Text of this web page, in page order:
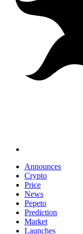
Announces
Crypto
Price
News
Pepeto
Prediction
Market
Launches